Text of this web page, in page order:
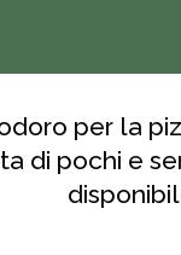
per la
di pochi e